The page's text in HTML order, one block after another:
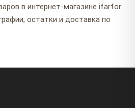
в интернет-магазине ifarfor.
остатки и доставка по